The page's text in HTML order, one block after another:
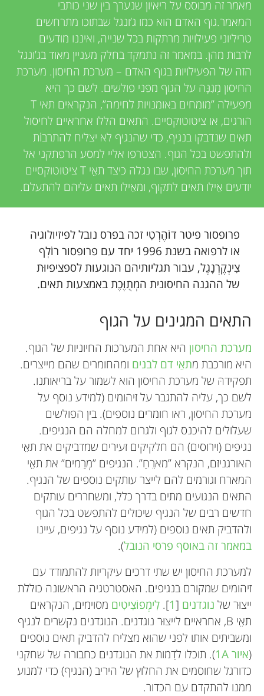
n
g
M
n
d
e
w
e
r
s
מאמר זה מבוסס על ריאיון שנערך בין שני כותבי
המאמר.גוף האדם הוא כמו ג’ונגל שבתוכו מתרחשים
טריליוני פעילויות מרתקות בכל שנייה, ואיננו מודעים
לרבות מהן. במאמר זה נתמקד בחלק מעניין מאוד בג’ונגל
הזה של הפעילויות בגוף האדם – מערכת החיסון. מערכת
החיסון מְגִנָּה על הגוף מפני פולשים. לשם כך היא
מפעילה ”מומחים באומנויות לחימה”, הנקראים תאי T
הורגים, או ציטוטוקסיים. התאים הללו אחראיים לחיסול
תאים שנדבקו בנגיף, כדי שהנגיף לא יצליח להתרבוֹת
ולהתפשט בכל הגוף. הצטרפו אליי למסע הרפתקני אל
תוך מערכת החיסון, שבו נגלה כיצד תאֵי T ציטוטוקסיים
יודעים אֵילו תאים לתקוף, ומאֵילו תאים עליהם להתעלם.
פרופסור פיטר דוֹהֶרְטִי זכה בפרס נובל לפיזיולוגיה
או לרפואה בשנת 1996 יחד עם פרופסור רוֹלְף
צִינְקֶרְנָגֶל, עבור תגליותיהם הנוגעות לספציפיוּת
של ההגנה החיסונית המְתֻוֶּכֶת באמצעות תאים.
התאים המגינים על הגוף
מערכת החיסוןהיא אחת המערכות החיוניות של הגוף.
היא מורכבת מתאֵי דם לבנים ומהחומרים שהם מייצרים.
תפקידהּ של מערכת החיסון הוא לשמור על בריאותנו.
לשם כך, עליה להתגבר על זיהומים (למידע נוסף על
מערכת החיסון, ראו חומרים נוספים). בין הפולשים
שעלולים להיכנס לגוף ולגרום למחלה הם הנגיפים.
נגיפים (וירוסים) הם חלקיקים זעירים שמדביקים את תאֵי
האורגניזם, הנקרא ”מארֵחַ”. הנגיפים ”מְרַמים” את תאֵי
המארח וגורמים להם לייצר עותקים נוספים של הנגיף.
התאים הנגועים מתים בדרך כלל, ומשחררים עותקים
חדשים רבים של הנגיף שיכולים להתפשט בכל הגוף
ולהדביק תאים נוספים (למידע נוסף על נגיפים, עיינו
במאמר זה באוסף פרסי הנובל).
למערכת החיסון יש שתי דרכים עיקריות להתמודד עם
זיהומים שמקורם בנגיפים. האסטרטגיה הראשונה כוללת
ייצוּר של נוגדנים [
1
]. לִימְפוֹצִיטִים מסוימים, הנקראים
תאֵי B, אחראיים לייצוּר נוגדנים. הנוגדנים נקשרים לנגיף
ומשביתים אותו לפני שהוא מצליח להדביק תאים נוספים
(איור 1A
). תוכלו לדַמות את הנוגדנים כחבורה של שחקני
כדורגל שחוסמים את החלוץ של היריב (הנגיף) כדי למנוע
ממנו להתקדם עם הכדור.